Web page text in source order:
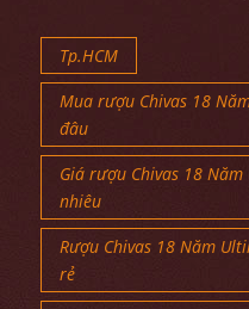
Tp.HCM
Mua rượu Chivas 18
đâu
Giá rượu Chivas 18
nhiêu
Rượu Chivas 18 Năm
rẻ